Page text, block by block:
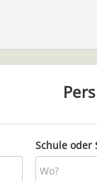
Schule oder